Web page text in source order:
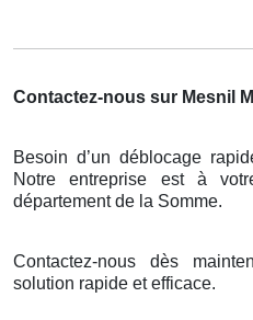
Contactez-nous sur Mesnil
Besoin d’un déblocage
Notre entreprise est à
département de la Somme.
Contactez-nous dès
solution rapide et efficace.